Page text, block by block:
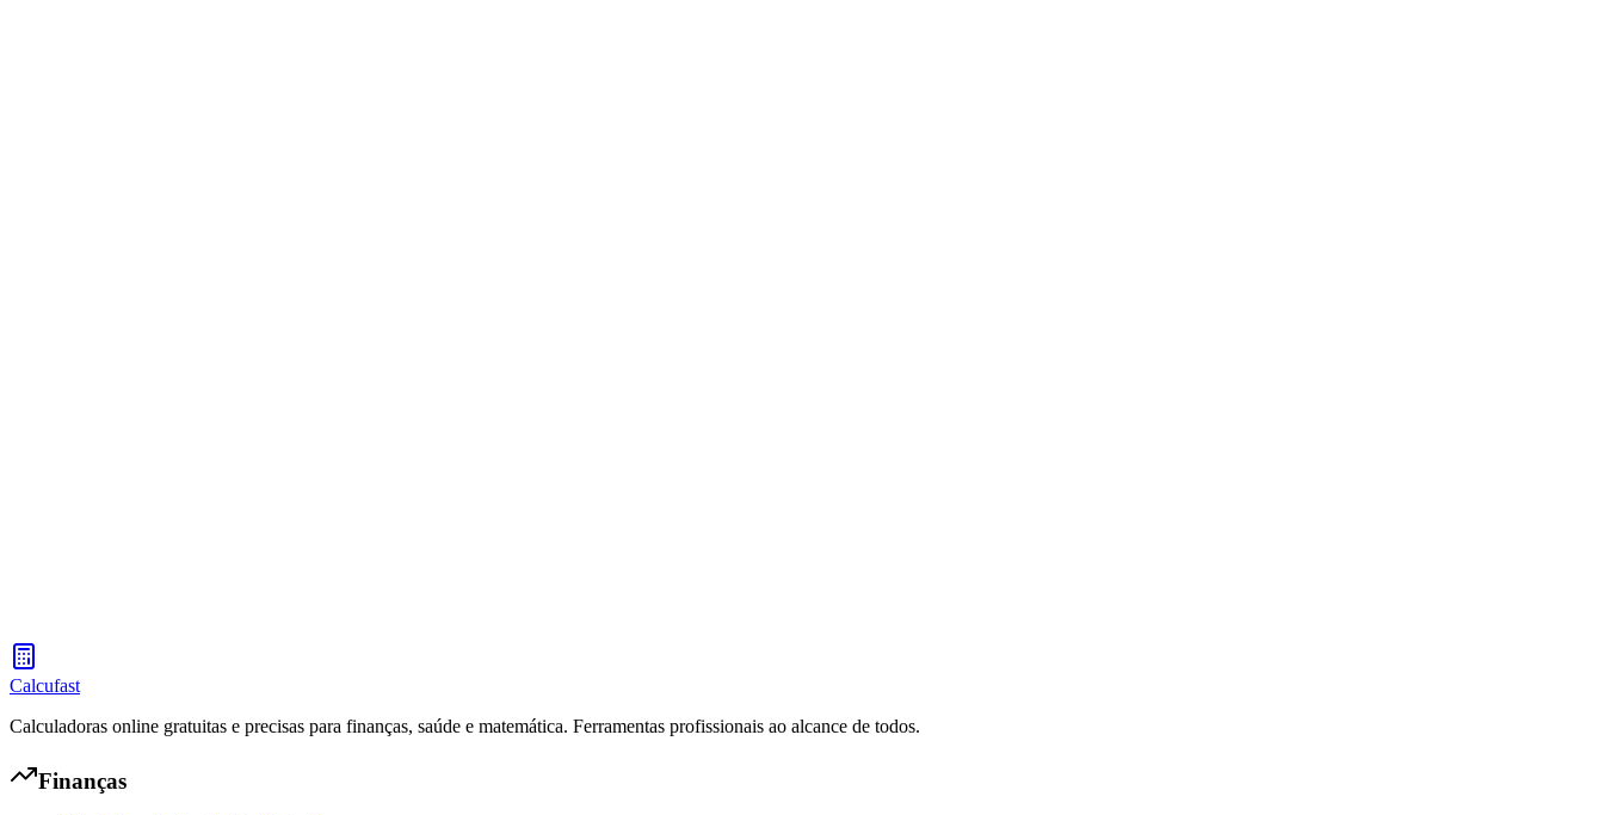
Calcule seu aguinaldo (13º salário) conforme a lei trabalhista da Guatemala
Calcufast
Calculadoras online gratuitas e precisas para finanças, saúde e matemática. Ferramentas profissionais ao alcance de todos.
Finanças